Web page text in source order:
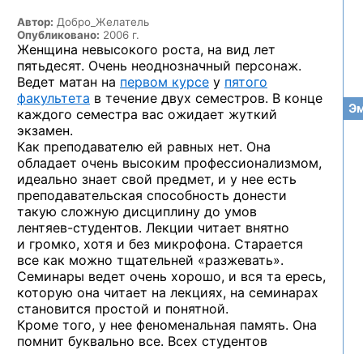
Автор: Добро_Желатель
Опубликовано: 2006 г.
Женщина невысокого роста, на вид лет
пятьдесят. Очень неоднозначный персонаж.
Ведет матан на первом курсе у пятого
факультета в течение двух семестров. В конце
каждого семестра вас ожидает жуткий
экзамен.
Как преподавателю ей равных нет. Она
обладает очень высоким профессионализмом,
идеально знает свой предмет, и у нее есть
преподавательская способность донести
такую сложную дисциплину до умов
лентяев-студентов. Лекции читает внятно
и громко, хотя и без микрофона. Старается
все как можно тщательней «разжевать».
Семинары ведет очень хорошо, и вся та ересь,
которую она читает на лекциях, на семинарах
становится простой и понятной.
Кроме того, у нее феноменальная память. Она
помнит буквально все. Всех студентов